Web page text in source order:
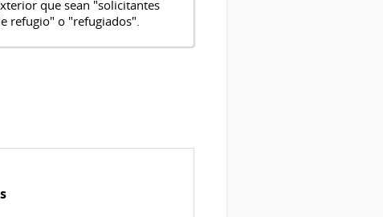
que sean "solicitantes
refugio" o "refugiados".